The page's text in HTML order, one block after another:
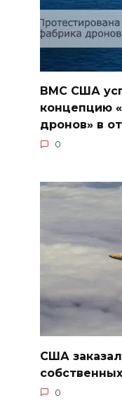
ВМС США
концепцию
дронов» в
0
США
0